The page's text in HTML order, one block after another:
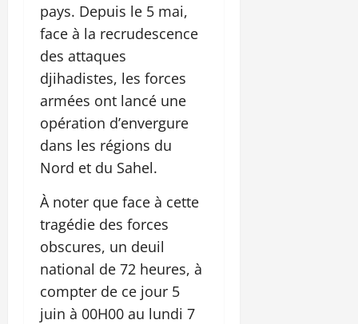
pays. Depuis le 5 mai,
face à la recrudescence
des attaques
djihadistes, les forces
armées ont lancé une
opération d’envergure
dans les régions du
Nord et du Sahel.
À noter que face à cette
tragédie des forces
obscures, un deuil
national de 72 heures, à
compter de ce jour 5
juin à 00H00 au lundi 7